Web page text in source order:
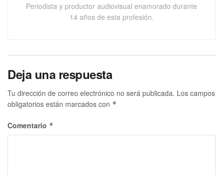
Periodista y productor audiovisual enamorado durante
14 años de esta profesión.
Deja una respuesta
Tu dirección de correo electrónico no será publicada. Los campos
obligatorios están marcados con *
Comentario *